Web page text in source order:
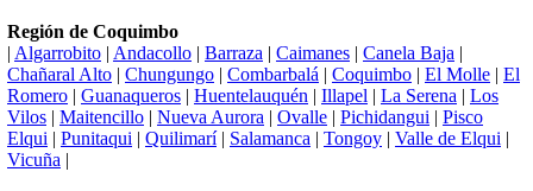
Región de Coquimbo
| Algarrobito | Andacollo | Barraza | Caimanes | Canela Baja |
Chañaral Alto | Chungungo | Combarbalá | Coquimbo | El Molle | El
Romero | Guanaqueros | Huentelauquén | Illapel | La Serena | Los
Vilos | Maitencillo | Nueva Aurora | Ovalle | Pichidangui | Pisco
Elqui | Punitaqui | Quilimarí| Salamanca | Tongoy | Valle de Elqui |
Vicuña |